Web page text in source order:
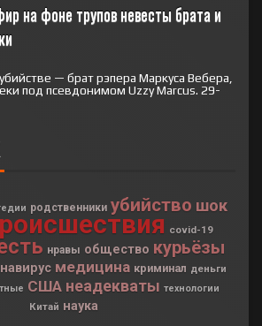
на фоне трупов невесты брата и
— брат рэпера Маркуса Вебера,
под псевдонимом Uzzy Marcus. 29-
родственники убийство шок
covid-19
нравы общество курьёзы
медицина криминал деньги
США неадекваты технологии
Китай наука